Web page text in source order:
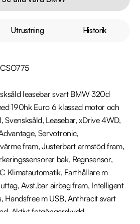
Utrustning Historik
leasebar svart BMW 320d
190hk Euro 6 klassad motor och
Leasebar, xDrive 4WD,
Servotronic,
fram, Justerbart armstöd fram,
bak, Regnsensor,
Klimatautomatik, Farthållare m
Avst.bar airbag fram, Intelligent
Handsfree m USB, Anthracit svart
Aktivt fotgängarskydd,